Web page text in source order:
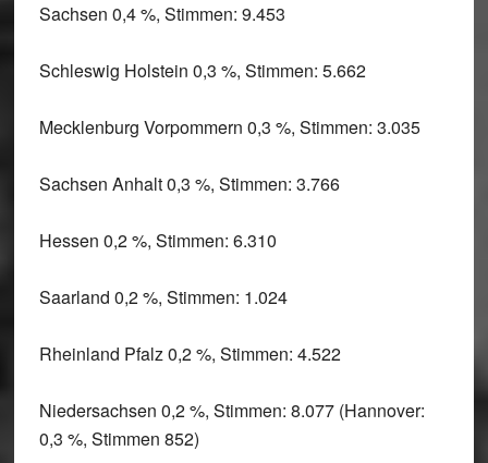
Sachsen 0,4 %, Stimmen: 9.453
Schleswig Holstein 0,3 %, Stimmen: 5.662
Mecklenburg Vorpommern 0,3 %, Stimmen: 3.035
Sachsen Anhalt 0,3 %, Stimmen: 3.766
Hessen 0,2 %, Stimmen: 6.310
Saarland 0,2 %, Stimmen: 1.024
Rheinland Pfalz 0,2 %, Stimmen: 4.522
Niedersachsen 0,2 %, Stimmen: 8.077 (Hannover:
0,3 %, Stimmen 852)